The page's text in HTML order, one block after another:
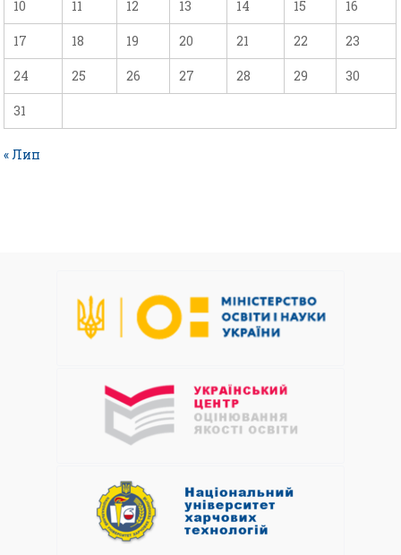
10 11 12 13 14 15 16
17 18 19 20 21 22 23
24 25 26 27 28 29 30
31
« Лип